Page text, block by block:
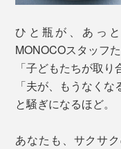
ひと瓶が、あっ
MONOCOスタッフた
「子どもたちが取り
「夫が、もうなくな
と騒ぎになるほど。
あなたも、サクサ